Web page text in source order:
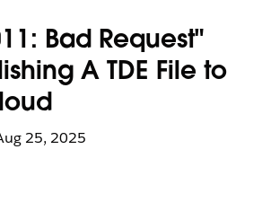
Bad Request"
A TDE File to
25, 2025